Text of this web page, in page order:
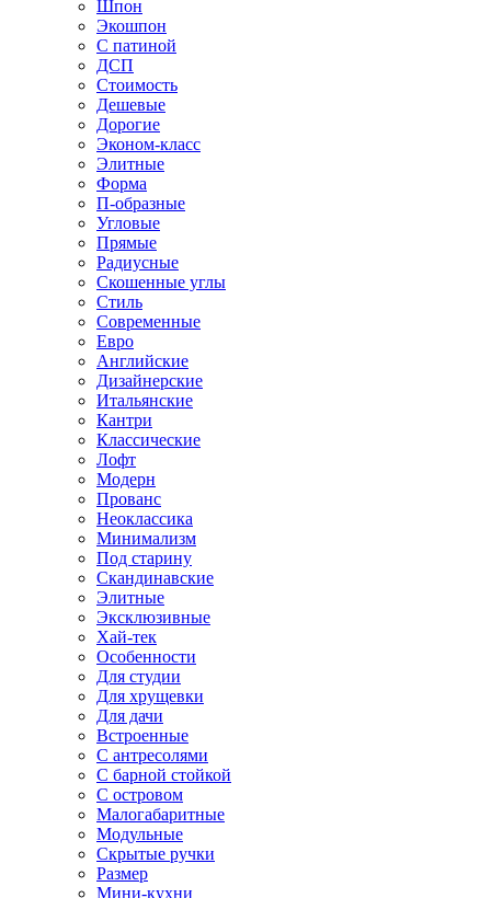
Шпон
Экошпон
С патиной
ДСП
Стоимость
Дешевые
Дорогие
Эконом-класс
Элитные
Форма
П-образные
Угловые
Прямые
Радиусные
Скошенные углы
Стиль
Современные
Евро
Английские
Дизайнерские
Итальянские
Кантри
Классические
Лофт
Модерн
Прованс
Неоклассика
Минимализм
Под старину
Скандинавские
Элитные
Эксклюзивные
Хай-тек
Особенности
Для студии
Для хрущевки
Для дачи
Встроенные
С антресолями
С барной стойкой
С островом
Малогабаритные
Модульные
Скрытые ручки
Размер
Мини-кухни